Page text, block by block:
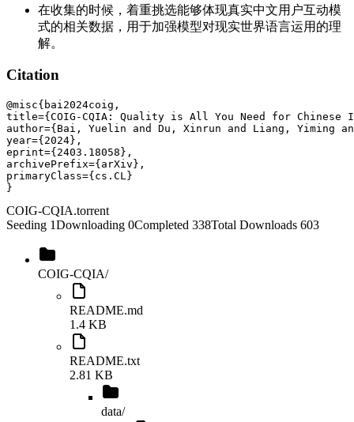
在收集的时候，着重挑选能够体现真实中文用户互动模
式的相关数据，用于加强模型对现实世界语言运用的理
解。
Citation
@misc{bai2024coig,
title={COIG-CQIA: Quality is All You Need for
author={Bai, Yuelin and Du, Xinrun and Liang, Yiming
year={2024},
eprint={2403.18058},
archivePrefix={arXiv},
primaryClass={cs.CL}
COIG-CQIA.torrent
Seeding 1Downloading 0Completed 338Total Downloads 603
COIG-CQIA/
README.md
1.4 KB
README.txt
2.81 KB
data/